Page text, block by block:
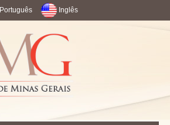
Português Inglês